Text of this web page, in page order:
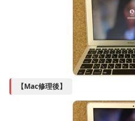
【Mac修理後】